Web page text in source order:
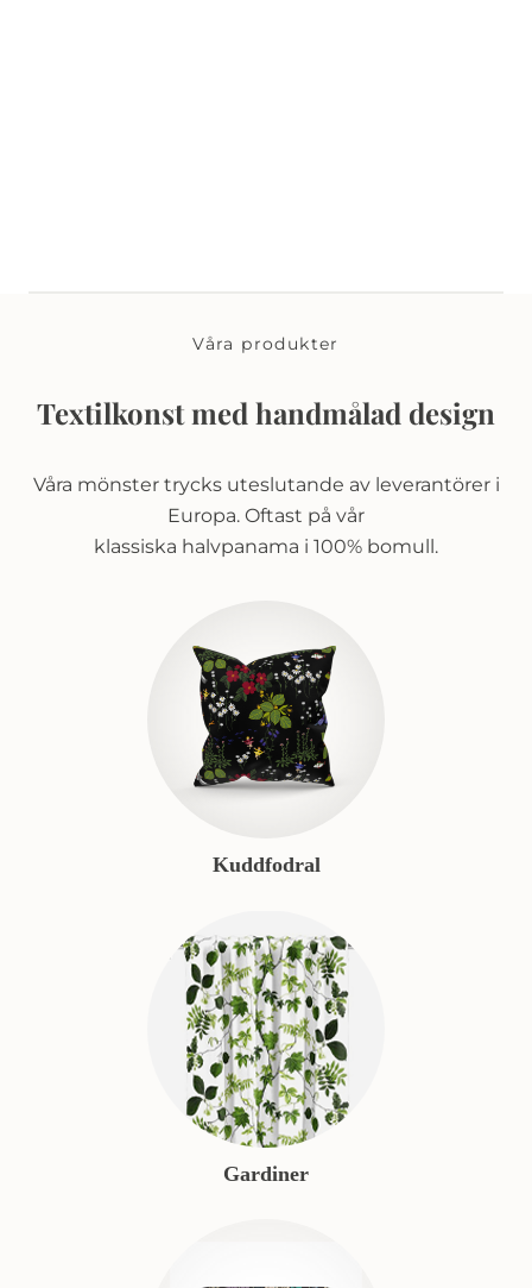
Våra produkter
Textilkonst med handmålad design
Våra mönster trycks uteslutande av leverantörer i
Europa. Oftast på vår
klassiska halvpanama i 100% bomull.
Kuddfodral
Gardiner